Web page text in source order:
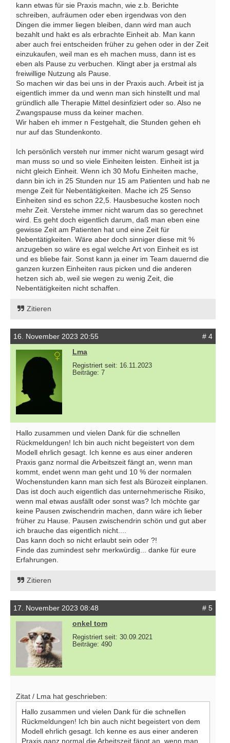
kann etwas für sie Praxis machn, wie z.b. Berichte
schreiben, aufräumen oder eben irgendwas von den
Dingen die immer liegen bleiben, dann wird man auch
bezahlt und hakt es als erbrachte Einheit ab. Man kann
aber auch frei entscheiden früher zu gehen oder in der Zeit
einzukaufen, weil man es eh machen muss, dann ist es
eben als Pause zu verbuchen. Klingt aber ja erstmal als
freiwillige Nutzung als Pause.
So machen wir das bei uns in der Praxis auch. Arbeit ist ja
eigentlich immer da und wenn man sich hinstellt und mal
gründlich alle Therapie Mittel desinfiziert oder so. Also ne
Zwangspause muss da keiner machen.
Wir haben eh immer n Festgehalt, die Stunden gehen eh
nur auf das Stundenkonto.
Ich persönlich versteh nur immer nicht warum gesagt wird
man muss so und so viele Einheiten leisten. Einheit ist ja
nicht gleich Einheit. Wenn ich 30 Mofu Einheiten mache,
dann bin ich in 25 Stunden nur 15 am Patienten und hab ne
menge Zeit für Nebentätigkeiten. Mache ich 25 Senso
Einheiten sind es schon 22,5. Hausbesuche kosten noch
mehr Zeit. Verstehe immer nicht warum das so gerechnet
wird. Es geht doch eigentlich darum, daß man eben eine
gewisse Zeit am Patienten hat und eine Zeit für
Nebentätigkeiten. Wäre aber doch sinniger diese mit %
anzugeben so wäre es egal welche Art von Einheit es ist
und es bliebe fair. Sonst kann ja einer im Team dauernd die
ganzen kurzen Einheiten raus picken und die anderen
hetzen sich ab, weil sie wegen zu wenig Zeit, die
Nebentätigkeiten nicht schaffen.
Zitieren
16. November 2023 20:55
# 4
Lma
Registriert seit: 16.11.2023
Beiträge: 7
Hallo zusammen und vielen Dank für die schnellen
Rückmeldungen! Ich bin auch nicht begeistert von dem
Modell ehrlich gesagt. Ich kenne es aus einer anderen
Praxis ganz normal die Arbeitszeit fängt an, wenn man
kommt, endet wenn man geht und 10 % der normalen
Wochenstunden kann man sich fest als Bürozeit einplanen.
Das ist doch auch eigentlich das unternehmerische Risiko,
wenn mal etwas ausfällt oder sonst was? Ich möchte gar
keine Pausen zwischendrin machen, dann wäre ich lieber
früher zu Hause. Pausen zwischendrin schön und gut aber
ich brauche das eigentlich nicht....
Das kann doch so nicht erlaubt sein oder ?!
Finde das zumindest sehr merkwürdig... danke für eure
Erfahrungen.
Zitieren
17. November 2023 08:48
# 5
onkel tom
Registriert seit: 30.09.2021
Beiträge: 490
Zitat / Lma hat geschrieben:
Hallo zusammen und vielen Dank für die schnellen
Rückmeldungen! Ich bin auch nicht begeistert von dem
Modell ehrlich gesagt. Ich kenne es aus einer anderen
Praxis ganz normal die Arbeitszeit fängt an, wenn man